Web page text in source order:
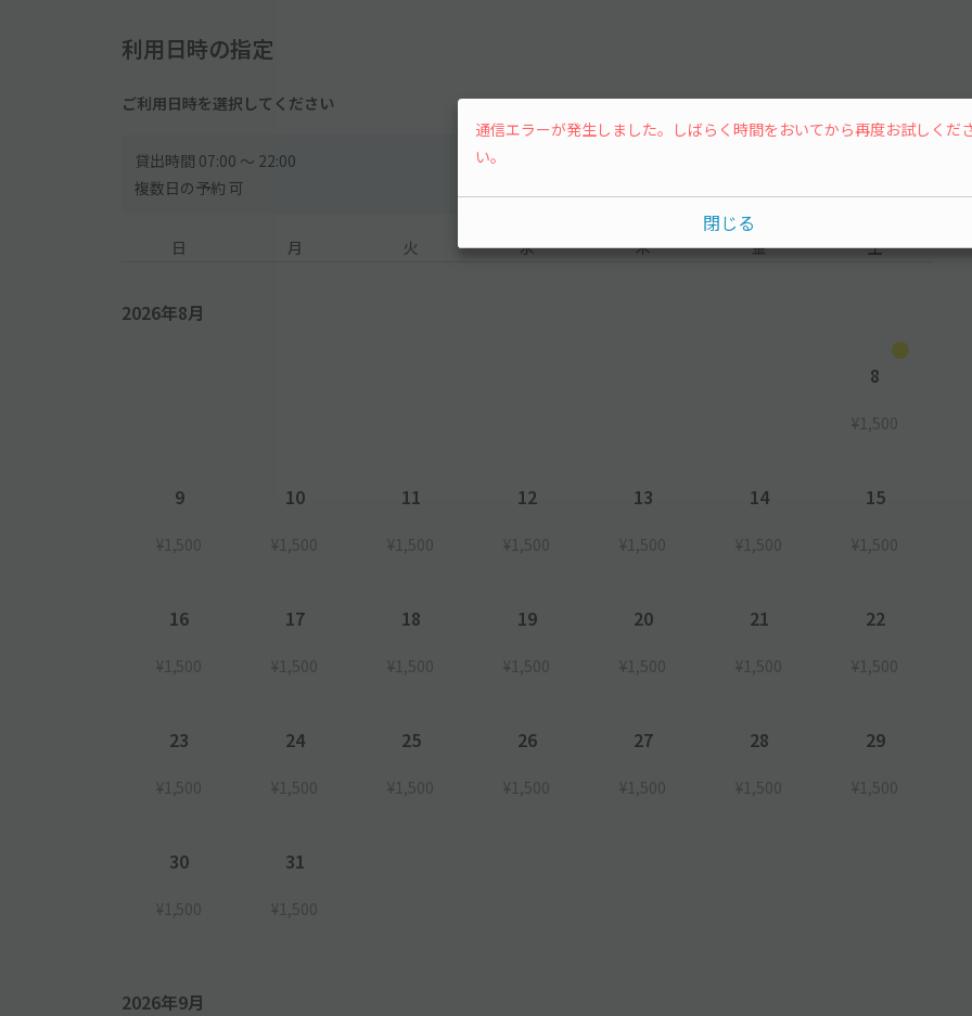
利用日時の指定
ご利用日時を選択してください
貸出時間 07:00 〜 22:00
複数日の予約 可
日 月 火 水 木 金 土
2026年8月
8
¥1,500
9
¥1,500
10
¥1,500
11
¥1,500
12
¥1,500
13
¥1,500
14
¥1,500
15
¥1,500
16
¥1,500
17
¥1,500
18
¥1,500
19
¥1,500
20
¥1,500
21
¥1,500
22
¥1,500
23
¥1,500
24
¥1,500
25
¥1,500
26
¥1,500
27
¥1,500
28
¥1,500
29
¥1,500
30
¥1,500
31
¥1,500
2026年9月
通信エラーが発生しました。しばらく時間をおいてから再度お試しくだ
い。
閉じる